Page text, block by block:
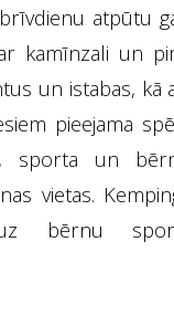
atpūtu
kamīnzali un
un istabas, kā
pieejama
sporta un
vietas.
uz bērnu